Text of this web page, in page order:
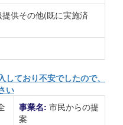
提供その他(既に実施済
ており不安でしたので、
い
事業名: 市民からの提
案